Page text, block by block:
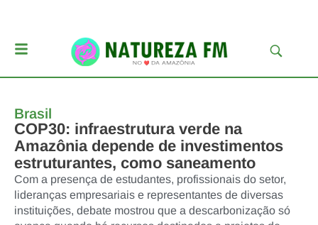
Brasil
COP30: infraestrutura verde na
Amazônia depende de investimentos
estruturantes, como saneamento
Com a presença de estudantes, profissionais do setor,
lideranças empresariais e representantes de diversas
instituições, debate mostrou que a descarbonização só